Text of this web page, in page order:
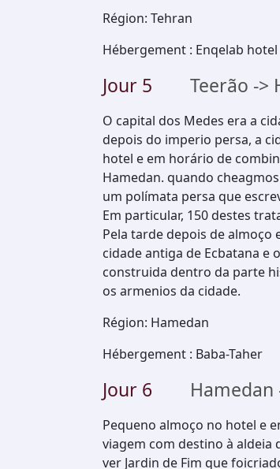
Région: Tehran
Hébergement : Enqelab hotel
Jour 5 Teerão ->
O capital dos Medes era a
depois do imperio persa, a
hotel e em horário de
Hamedan. quando
um polímata persa que
Em particular, 150 destes
Pela tarde depois de almoço
cidade antiga de Ecbatana e
construida dentro da parte
os armenios da cidade.
Région: Hamedan
Hébergement : Baba-Taher
Jour 6 Hamedan
Pequeno almoço no hotel e
viagem com destino à aldeia
ver Jardin de Fim que